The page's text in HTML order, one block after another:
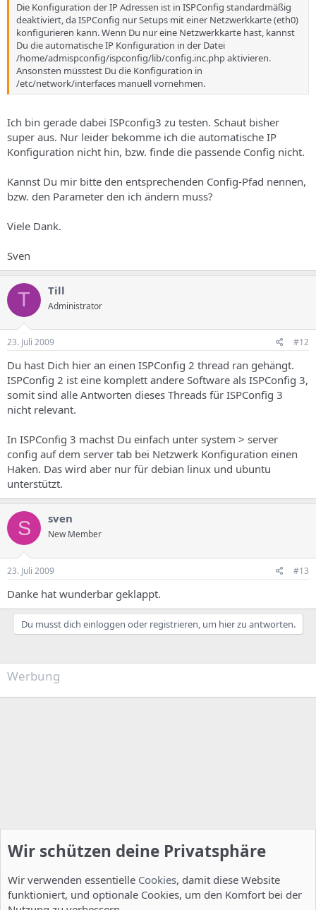
Die Konfiguration der IP Adressen ist in ISPConfig standardmäßig
deaktiviert, da ISPConfig nur Setups mit einer Netzwerkkarte (eth0)
konfigurieren kann. Wenn Du nur eine Netzwerkkarte hast, kannst
Du die automatische IP Konfiguration in der Datei
/home/admispconfig/ispconfig/lib/config.inc.php aktivieren.
Ansonsten müsstest Du die Konfiguration in
/etc/network/interfaces manuell vornehmen.
Ich bin gerade dabei ISPconfig3 zu testen. Schaut bisher
super aus. Nur leider bekomme ich die automatische IP
Konfiguration nicht hin, bzw. finde die passende Config nicht.
Kannst Du mir bitte den entsprechenden Config-Pfad nennen,
bzw. den Parameter den ich ändern muss?
Viele Dank.
Sven
T Till
Administrator
23. Juli 2009 #12
Du hast Dich hier an einen ISPConfig 2 thread ran gehängt.
ISPConfig 2 ist eine komplett andere Software als ISPConfig 3,
somit sind alle Antworten dieses Threads für ISPConfig 3
nicht relevant.
In ISPConfig 3 machst Du einfach unter system > server
config auf dem server tab bei Netzwerk Konfiguration einen
Haken. Das wird aber nur für debian linux und ubuntu
unterstützt.
S sven
New Member
23. Juli 2009 #13
Danke hat wunderbar geklappt.
Du musst dich einloggen oder registrieren, um hier zu antworten.
Werbung
Wir schützen deine Privatsphäre
Wir verwenden essentielle Cookies, damit diese Website
funktioniert, und optionale Cookies, um den Komfort bei der